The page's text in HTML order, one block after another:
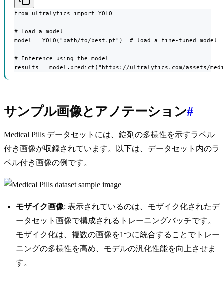
from ultralytics import YOLO
# Load a model
model = YOLO("path/to/best.pt")  # load a fine-tuned model
# Inference using the model
results = model.predict("https://ultralytics.com/assets/
サンプル画像とアノテーション#
Medical Pills データセットには、錠剤の多様性を示すラベル
付き画像が収録されています。以下は、データセット内のラ
ベル付き画像の例です。
モザイク画像: 表示されているのは、モザイク化されたデ
ータセット画像で構成されるトレーニングバッチです。
モザイク化は、複数の画像を1つに統合することでトレー
ニングの多様性を高め、モデルの汎化性能を向上させま
す。